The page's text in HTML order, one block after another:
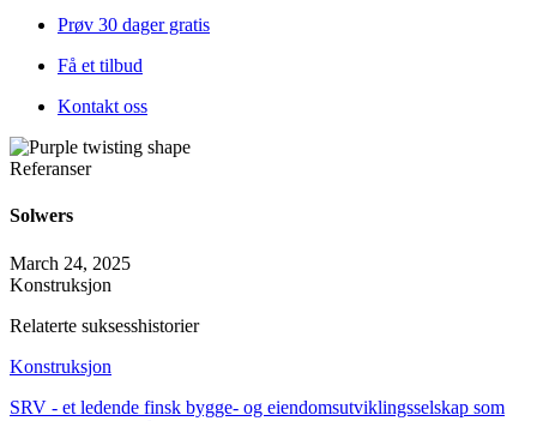
Prøv 30 dager gratis
Få et tilbud
Kontakt oss
Referanser
Solwers
March 24, 2025
Konstruksjon
Relaterte suksesshistorier
Konstruksjon
SRV - et ledende finsk bygge- og eiendomsutviklingsselskap som